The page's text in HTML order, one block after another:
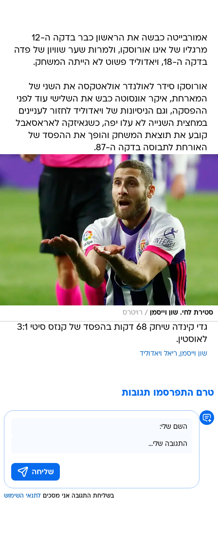
אמורבייטה כבשה את הראשון כבר בדקה ה-12
מרגליו של איגו אורוסקו, ולמרות שער שוויון של פדה
בדקה ה-18, ויאדוליד פשוט לא הייתה המשחק.
אורוסקו סידר לאולנדר אולאטקסה את השני של
המארחת, איקר אונסוטה כבש את השלישי עוד לפני
ההפסקה, וגם הניסיונות של ויאדוליד לחזור לעניינים
במחצית השנייה לא עלו יפה, כשגאיזקה לאראסאבל
קובע את תוצאת המשחק והופך את ההפסד של
האורחת לתבוסה בדקה ה-87.
סטירת לחי. שון וייסמן / רויטרס
גדי קינדה שיחק 68 דקות בהפסד של קנזס סיטי 3:1
לאוסטין.
שון וייסמן ריאל ויאדוליד
טרם התפרסמו תגובות
בשליחת התגובה אני מסכים לתנאי השימוש